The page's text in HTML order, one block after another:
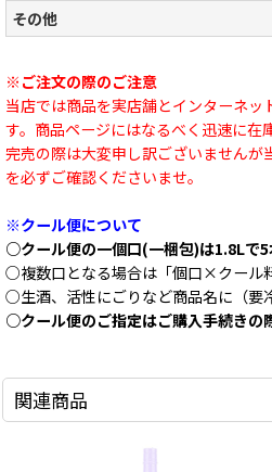
その他
※ご注文の際のご注意
当店では商品を実店舗とインターネ
す。商品ページにはなるべく迅速に在
完売の際は大変申し訳ございません
を必ずご確認くださいませ。
※クール便について
○クール便の一個口(一梱包)は1.8Lで5
○複数口となる場合は「個口×クール
○生酒、活性にごりなど商品名に（要
○クール便のご指定はご購入手続きの
関連商品